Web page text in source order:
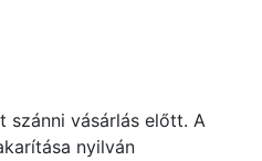
szánni vásárlás előtt. A
nyilván